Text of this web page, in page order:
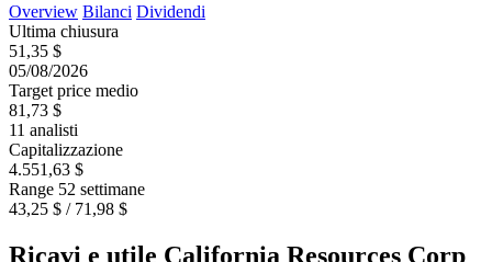
Overview Bilanci Dividendi
Ultima chiusura
51,35 $
05/08/2026
Target price medio
81,73 $
11 analisti
Capitalizzazione
4.551,63 $
Range 52 settimane
43,25 $ / 71,98 $
Ricavi e utile California Resources Corp